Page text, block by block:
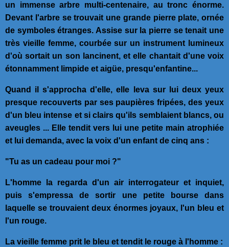
un immense arbre multi-centenaire, au tronc énorme.
Devant l'arbre se trouvait une grande pierre plate, ornée
de symboles étranges. Assise sur la pierre se tenait une
très vieille femme, courbée sur un instrument lumineux
d'où sortait un son lancinent, et elle chantait d'une voix
étonnamment limpide et aigüe, presqu'enfantine...
Quand il s'approcha d'elle, elle leva sur lui deux yeux
presque recouverts par ses paupières fripées, des yeux
d'un bleu intense et si clairs qu'ils semblaient blancs, ou
aveugles ... Elle tendit vers lui une petite main atrophiée
et lui demanda, avec la voix d'un enfant de cinq ans :
"Tu as un cadeau pour moi ?"
L'homme la regarda d'un air interrogateur et inquiet,
puis s'empressa de sortir une petite bourse dans
laquelle se trouvaient deux énormes joyaux, l'un bleu et
l'un rouge.
La vieille femme prit le bleu et tendit le rouge à l'homme :